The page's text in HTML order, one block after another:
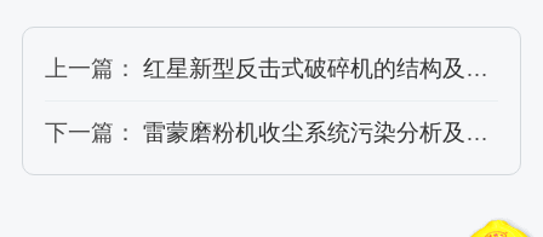
上一篇： 红星新型反击式破碎机的结构及设计特点
下一篇： 雷蒙磨粉机收尘系统污染分析及改造